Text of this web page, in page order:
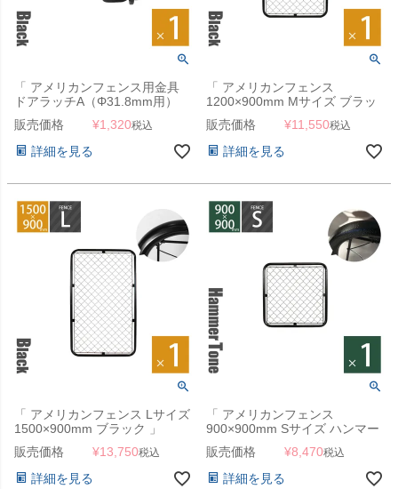
「 アメリカンフェンス用金具
ドアラッチA（Φ31.8mm用）
ブラック 」
販売価格 ¥1,320税込
詳細を見る
「 アメリカンフェンス
1200×900mm Mサイズ ブラッ
ク 」
販売価格 ¥11,550税込
詳細を見る
「 アメリカンフェンス Lサイズ
1500×900mm ブラック 」
販売価格
¥13,750税込
詳細を見る
「 アメリカンフェンス
900×900mm Sサイズ ハンマー
トーンブラック 」
販売価格 ¥8,470税込
詳細を見る